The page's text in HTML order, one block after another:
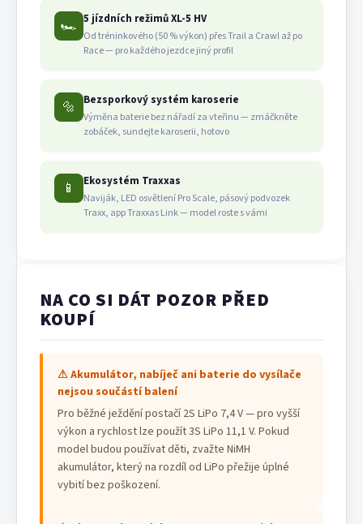
🏎️ 5 jízdních režimů XL-5 HV
Od tréninkového (50 % výkon) přes Trail a Crawl až po
Race — pro každého jezdce jiný profil
🔩 Bezsporkový systém karoserie
Výměna baterie bez nářadí za vteřinu — zmáčkněte
zobáček, sundejte karoserii, hotovo
📱 Ekosystém Traxxas
Naviják, LED osvětlení Pro Scale, pásový podvozek
Traxx, app Traxxas Link — model roste s vámi
NA CO SI DÁT POZOR PŘED
KOUPÍ
⚠ Akumulátor, nabíječ ani baterie do vysílače
nejsou součástí balení
Pro běžné ježdění postačí 2S LiPo 7,4 V — pro vyšší
výkon a rychlost lze použít 3S LiPo 11,1 V. Pokud
model budou používat děti, zvažte NiMH
akumulátor, který na rozdíl od LiPo přežije úplné
vybití bez poškození.